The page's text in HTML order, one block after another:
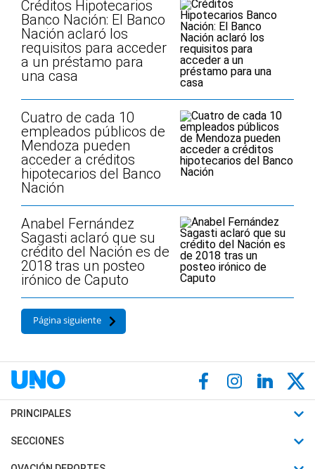
Créditos Hipotecarios
Banco Nación: El Banco
Nación aclaró los
requisitos para acceder
a un préstamo para
una casa
Cuatro de cada 10
empleados públicos de
Mendoza pueden
acceder a créditos
hipotecarios del Banco
Nación
Anabel Fernández
Sagasti aclaró que su
crédito del Nación es de
2018 tras un posteo
irónico de Caputo
Página siguiente
PRINCIPALES
Últimas Noticias
Política
SECCIONES